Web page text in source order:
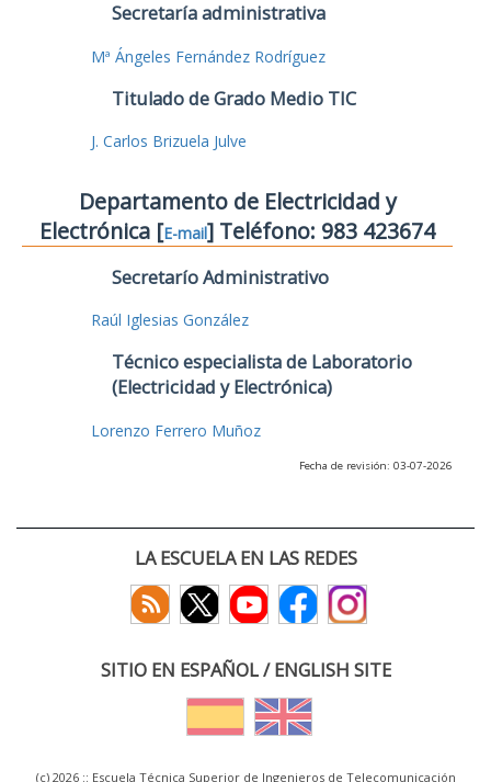
Secretaría administrativa
Mª Ángeles Fernández Rodríguez
Titulado de Grado Medio TIC
J. Carlos Brizuela Julve
Departamento de Electricidad y
Electrónica [E-mail] Teléfono: 983 423674
Secretarío Administrativo
Raúl Iglesias González
Técnico especialista de Laboratorio
(Electricidad y Electrónica)
Lorenzo Ferrero Muñoz
Fecha de revisión: 03-07-2026
LA ESCUELA EN LAS REDES
SITIO EN ESPAÑOL / ENGLISH SITE
(c) 2026 :: Escuela Técnica Superior de Ingenieros de Telecomunicación